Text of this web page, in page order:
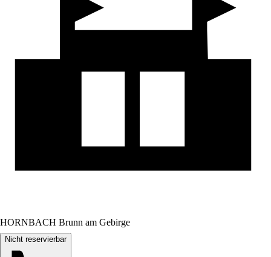
HORNBACH Brunn am Gebirge
Nicht reservierbar